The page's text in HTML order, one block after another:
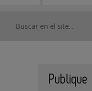
Publique